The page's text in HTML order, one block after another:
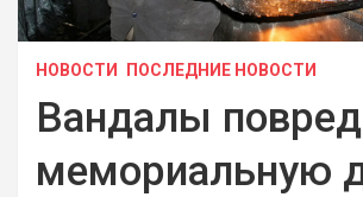
НОВОСТИ ПОСЛЕДНИЕ НОВОСТИ
Вандалы
мемориальную